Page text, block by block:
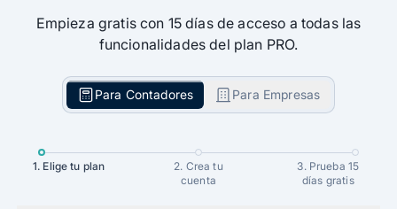
Empieza gratis con 15 días de acceso a todas las
funcionalidades del plan PRO.
Para Contadores Para Empresas
1. Elige tu plan
2. Crea tu
cuenta
3. Prueba 15
días gratis